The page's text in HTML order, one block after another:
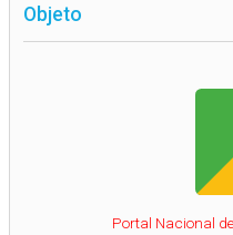
Objeto
Portal Nacional